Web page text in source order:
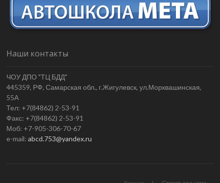
Наши контакты
ЧОУ ДПО "ТЦ БДД"
445359, РФ, Самарская обл., г.Жигулевск, ул.Морквашинская,
55А
Тел: +7(84862) 2-53-91
Факс: +7(84862) 2-53-91
Моб: +7-905-306-70-67
e-mail:abcd.753@yandex.ru